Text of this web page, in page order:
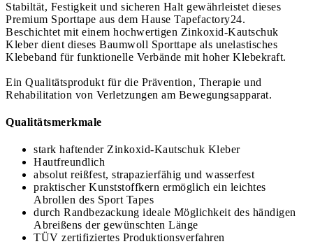
Stabiltät, Festigkeit und sicheren Halt gewährleistet dieses
Premium Sporttape aus dem Hause Tapefactory24.
Beschichtet mit einem hochwertigen Zinkoxid-Kautschuk
Kleber dient dieses Baumwoll Sporttape als unelastisches
Klebeband für funktionelle Verbände mit hoher Klebekraft.
Ein Qualitätsprodukt für die Prävention, Therapie und
Rehabilitation von Verletzungen am Bewegungsapparat.
Qualitätsmerkmale
stark haftender Zinkoxid-Kautschuk Kleber
Hautfreundlich
absolut reißfest, strapazierfähig und wasserfest
praktischer Kunststoffkern ermöglich ein leichtes
Abrollen des Sport Tapes
durch Randbezackung ideale Möglichkeit des händigen
Abreißens der gewünschten Länge
TÜV zertifiziertes Produktionsverfahren